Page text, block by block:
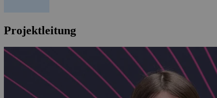
Projektleitung